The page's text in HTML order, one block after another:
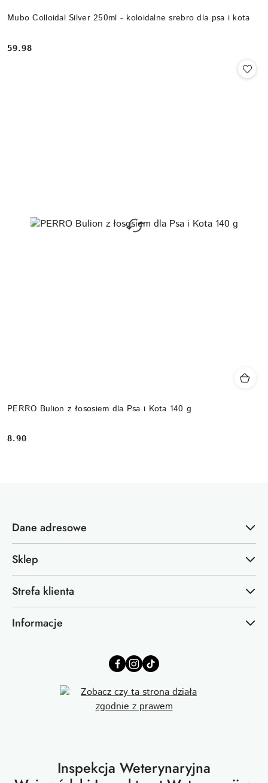
Mubo Colloidal Silver 250ml - koloidalne srebro dla psa i kota
Cena:
59.98
PERRO Bulion z łososiem dla Psa i Kota 140 g
Cena:
8.90
Dane adresowe
Sklep
Strefa klienta
Informacje
Inspekcja Weterynaryjna